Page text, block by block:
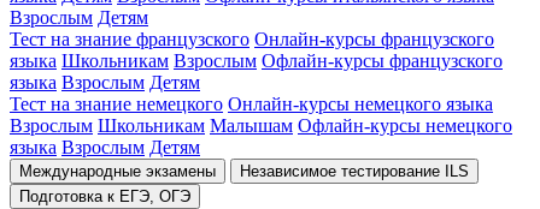
Взрослым Детям
Тест на знание французского Онлайн-курсы французского
языка Школьникам Взрослым Офлайн-курсы французского
языка Взрослым Детям
Тест на знание немецкого Онлайн-курсы немецкого языка
Взрослым Школьникам Малышам Офлайн-курсы немецкого
языка Взрослым Детям
Международные экзамены
Независимое тестирование ILS
Подготовка к ЕГЭ, ОГЭ